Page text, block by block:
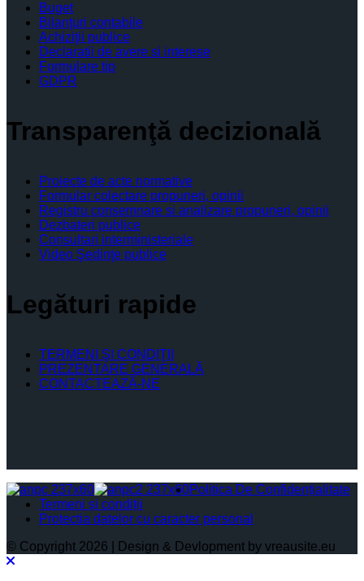
Buget
Bilanţuri contabile
Achiziţii publice
Declaratii de avere si interese
Formulare tip
GDPR
Transparenţă decizională
Proiecte de acte normative
Formular colectare propuneri, opinii
Registru consemnare si analizare propuneri, opinii
Dezbateri publice
Consultari interministeriale
Video Şedinţe publice
Legături rapide
TERMENI ŞI CONDIŢII
PREZENTARE GENERALĂ
CONTACTEAZĂ-NE
Politica De Confidențialitate
Termeni și condiții
Protectia datelor cu caracter personal
© Copyright 2026 | Design & Devlopment by vreausite.eu